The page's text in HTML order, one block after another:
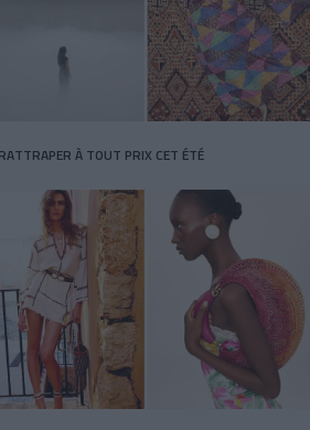
À TOUT PRIX CET ÉTÉ